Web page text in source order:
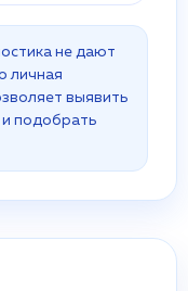
не дают
личная
выявить
подобрать